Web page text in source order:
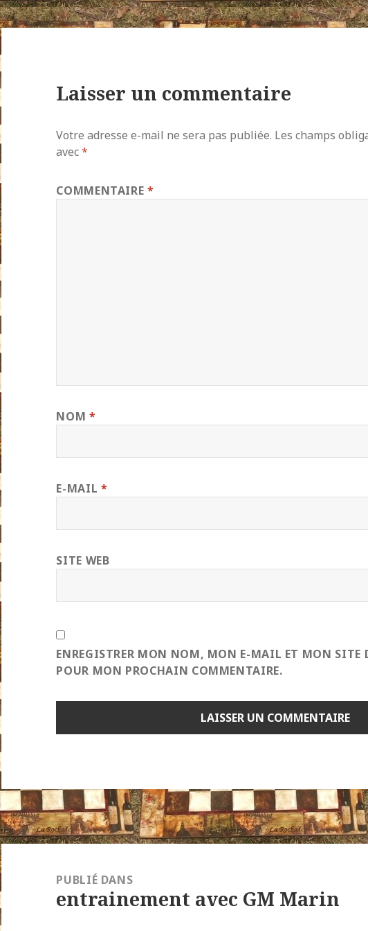
Laisser un commentaire
Votre adresse e-mail ne sera pas publiée. Les champs
avec*
COMMENTAIRE*
NOM *
E-MAIL *
SITE WEB
ENREGISTRER MON NOM, MON E-MAIL ET MON SITE
POUR MON PROCHAIN COMMENTAIRE.
Navigation
de
l’article
PUBLIÉ DANS
entrainement avec GM Marin